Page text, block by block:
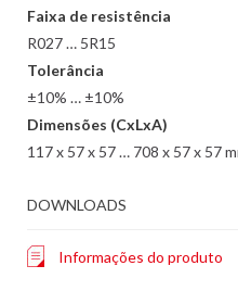
Faixa de resistência
R027 … 5R15
Tolerância
±10% … ±10%
Dimensões (CxLxA)
117 x 57 x 57 … 708 x 57 x 57
DOWNLOADS
Informações do produto